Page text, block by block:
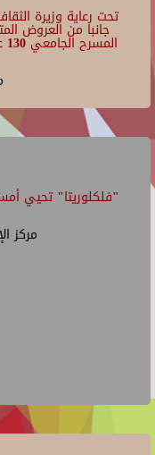
تحت رعاية وزيرة
جانبا من العروض
"فلكلوريتا" تحيي
مركز